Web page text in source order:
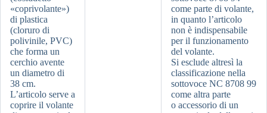
«coprivolante»)
di plastica
(cloruro di
polivinile, PVC)
che forma un
cerchio avente
un diametro di
38 cm.
L’articolo serve a
coprire il volante
come parte di volante,
in quanto l’articolo
non è indispensabile
per il funzionamento
del volante.
Si esclude altresì la
classificazione nella
sottovoce NC 8708 99
come altra parte
o accessorio di un